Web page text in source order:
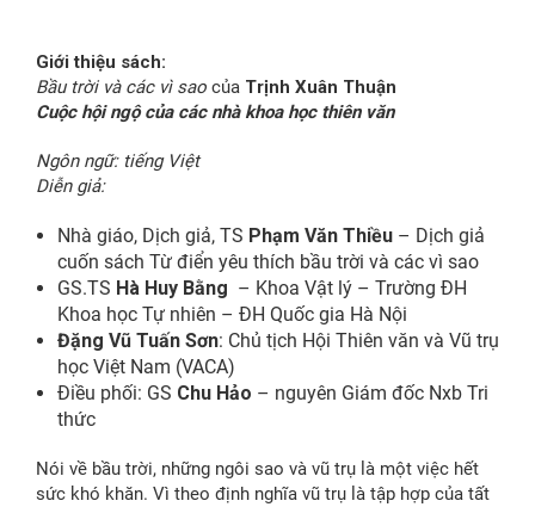
Giới thiệu sách:
Bầu trời và các vì sao của Trịnh Xuân Thuận
Cuộc hội ngộ của các nhà khoa học thiên văn
Ngôn ngữ: tiếng Việt
Diễn giả:
Nhà giáo, Dịch giả, TS Phạm Văn Thiều – Dịch giả
cuốn sách Từ điển yêu thích bầu trời và các vì sao
GS.TS Hà Huy Bằng – Khoa Vật lý – Trường ĐH
Khoa học Tự nhiên – ĐH Quốc gia Hà Nội
Đặng Vũ Tuấn Sơn: Chủ tịch Hội Thiên văn và Vũ trụ
học Việt Nam (VACA)
Điều phối: GS Chu Hảo – nguyên Giám đốc Nxb Tri
thức
Nói về bầu trời, những ngôi sao và vũ trụ là một việc hết
sức khó khăn. Vì theo định nghĩa vũ trụ là tập hợp của tất